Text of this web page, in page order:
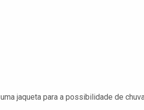
jaqueta para a possibilidade de